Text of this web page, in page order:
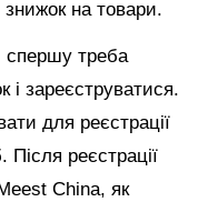
на товари.
спершу треба
і зареєструватися.
для реєстрації
реєстрації
China, як